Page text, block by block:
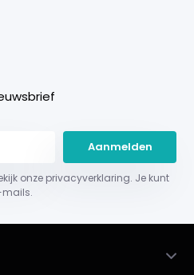
Aanmelden
onze privacyverklaring. Je kunt
mails.